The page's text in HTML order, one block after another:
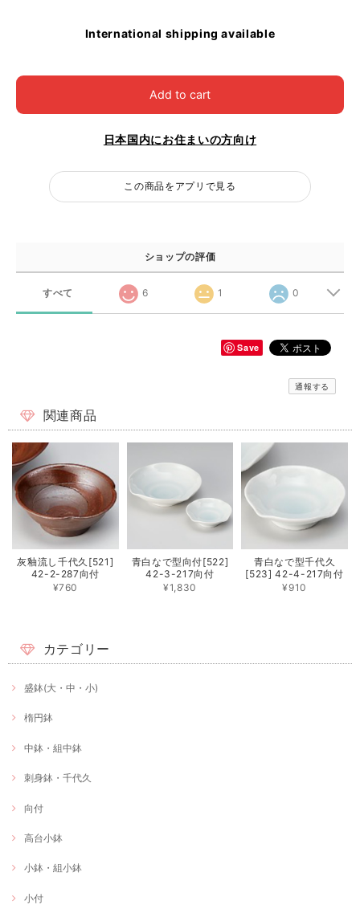
International shipping available
Add to cart
日本国内にお住まいの方向け
この商品をアプリで見る
ショップの評価
すべて 6 1 0
Save
通報する
関連商品
灰釉流し千代久[521]
42-2-287向付
¥760
青白なで型向付[522]
42-3-217向付
¥1,830
青白なで型千代久
[523] 42-4-217向付
¥910
カテゴリー
盛鉢(大・中・小)
楕円鉢
中鉢・組中鉢
刺身鉢・千代久
向付
高台小鉢
小鉢・組小鉢
小付